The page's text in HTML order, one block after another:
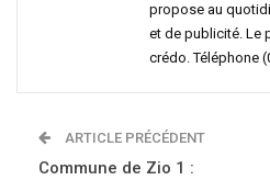
propose au
et de publicité. Le
crédo. Téléphone
ARTICLE PRÉCÉDENT
Commune de Zio 1 :